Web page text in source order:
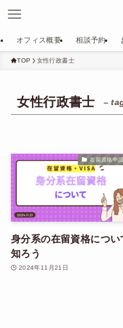
オフィス概要 相談予約
TOP 女性行政書士
女性行政書士 –
在留資格申請
身分系の在留資格につい
知ろう
2024年11月21日